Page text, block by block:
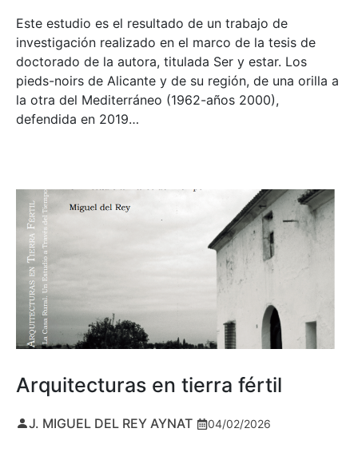
Este estudio es el resultado de un trabajo de
investigación realizado en el marco de la tesis de
doctorado de la autora, titulada Ser y estar. Los
pieds-noirs de Alicante y de su región, de una orilla a
la otra del Mediterráneo (1962-años 2000),
defendida en 2019…
Arquitecturas en tierra fértil
J. MIGUEL DEL REY AYNAT 04/02/2026